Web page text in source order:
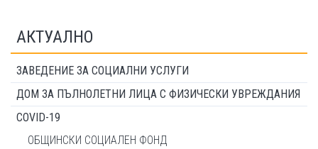
АКТУАЛНО
ЗАВЕДЕНИЕ ЗА СОЦИАЛНИ УСЛУГИ
ДОМ ЗА ПЪЛНОЛЕТНИ ЛИЦА С ФИЗИЧЕСКИ УВРЕЖДАНИЯ
COVID-19
ОБЩИНСКИ СОЦИАЛЕН ФОНД